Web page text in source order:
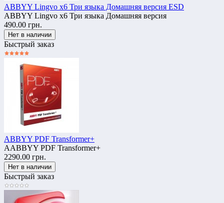
ABBYY Lingvo x6 Три языка Домашняя версия ESD
ABBYY Lingvo x6 Три языка Домашняя версия
490.00 грн.
Быстрый заказ
ABBYY PDF Transformer+
AABBYY PDF Transformer+
2290.00 грн.
Быстрый заказ